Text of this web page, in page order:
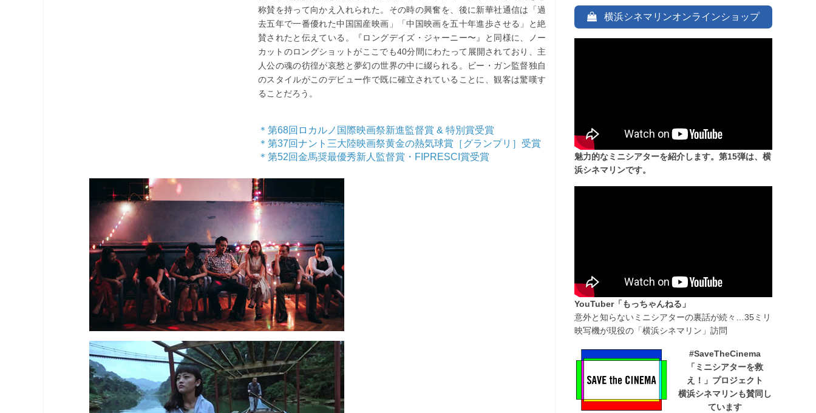
称賛を持って向かえ入れられた。その時の興奮を、後に新華社通信は「過
去五年で一番優れた中国国産映画」「中国映画を五十年進歩させる」と絶
賛されたと伝えている。『ロングデイズ・ジャーニー〜』と同様に、ノー
カットのロングショットがここでも40分間にわたって展開されており、主
人公の魂の彷徨が哀愁と夢幻の世界の中に綴られる。ビー・ガン監督独自
のスタイルがこのデビュー作で既に確立されていることに、観客は驚嘆す
ることだろう。
＊第68回ロカルノ国際映画祭新進監督賞 & 特別賞受賞
＊第37回ナント三大陸映画祭黄金の熱気球賞［グランプリ］受賞
＊第52回金馬奨最優秀新人監督賞・FIPRESCI賞受賞
横浜シネマリンオンラインショップ
魅力的なミニシアターを紹介します。第15弾は、横
浜シネマリンです。
YouTuber「もっちゃんねる」
意外と知らないミニシアターの裏話が続々…35ミリ
映写機が現役の「横浜シネマリン」訪問
#SaveTheCinema
「ミニシアターを救
え！」プロジェクト
横浜シネマリンも賛同し
ています